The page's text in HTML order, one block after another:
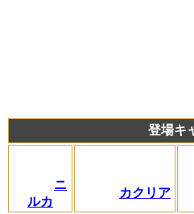
登場キ
ニ
ルカ
カクリア